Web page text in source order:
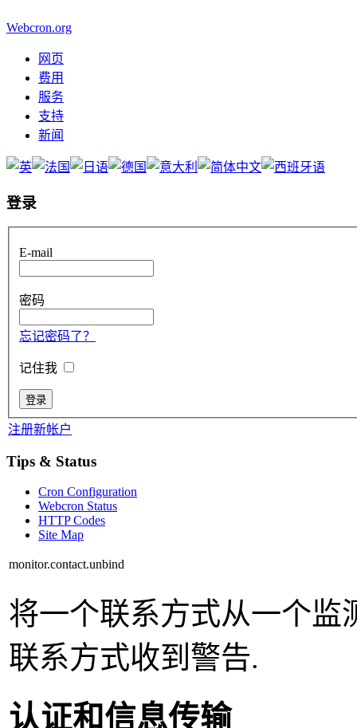
Webcron.org
网页
费用
服务
支持
新闻
登录
E-mail
密码
忘记密码了？
记住我
注册新帐户
Tips & Status
Cron Configuration
Webcron Status
HTTP Codes
Site Map
monitor.contact.unbind
将一个联系方式从一个监
联系方式收到警告.
认证和信息传输